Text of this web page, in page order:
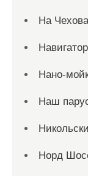
На
Нано-
Наш
Норд